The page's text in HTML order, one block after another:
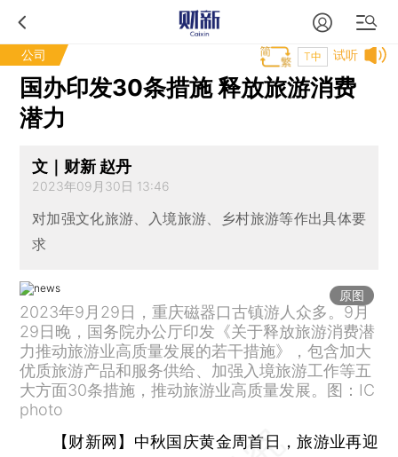
公司 试听
T中
国办印发30条措施 释放旅游消费
潜力
文｜财新 赵丹
2023年09月30日 13:46
对加强文化旅游、入境旅游、乡村旅游等作出具体要
求
原图
2023年9月29日，重庆磁器口古镇游人众多。9月
29日晚，国务院办公厅印发《关于释放旅游消费潜
力推动旅游业高质量发展的若干措施》，包含加大
优质旅游产品和服务供给、加强入境旅游工作等五
大方面30条措施，推动旅游业高质量发展。图：IC
photo
【财新网】 中秋国庆黄金周首日，旅游业再迎